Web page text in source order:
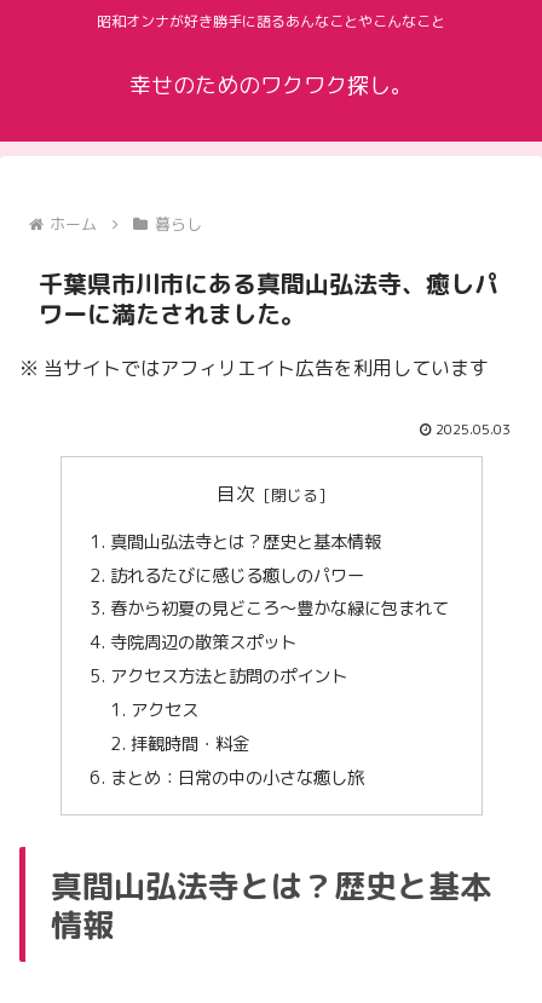
昭和オンナが好き勝手に語るあんなことやこんなこと
幸せのためのワクワク探し。
ホーム 暮らし
千葉県市川市にある真間山弘法寺、癒しパ
ワーに満たされました。
※ 当サイトではアフィリエイト広告を利用しています
2025.05.03
目次
真間山弘法寺とは？歴史と基本情報
訪れるたびに感じる癒しのパワー
春から初夏の見どころ〜豊かな緑に包まれて
寺院周辺の散策スポット
アクセス方法と訪問のポイント
アクセス
拝観時間・料金
まとめ：日常の中の小さな癒し旅
真間山弘法寺とは？歴史と基本
情報